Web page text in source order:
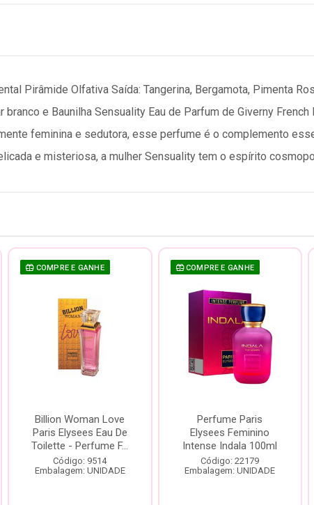
Pirâmide Olfativa Saída: Tangerina, Bergamota, Pimenta
e Baunilha Sensuality Eau de Parfum de Giverny French
feminina e sedutora, esse perfume é o complemento
e misteriosa, a mulher Sensuality tem o espírito
COMPRE E GANHE
Billion Woman Love
Paris Elysees Eau De
Toilette - Perfume F...
Código: 9514
Embalagem: UNIDADE
COMPRE E GANHE
Perfume Paris
Elysees Feminino
Intense Indala 100ml
Código: 22179
Embalagem: UNIDADE